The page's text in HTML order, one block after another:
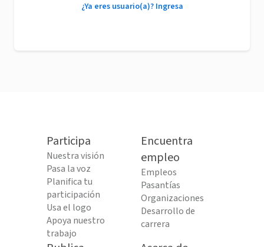
¿Ya eres usuario(a)? Ingresa
Participa
Nuestra visión
Pasa la voz
Planifica tu
participación
Usa el logo
Apoya nuestro
trabajo
Encuentra
empleo
Empleos
Pasantías
Organizaciones
Desarrollo de
carrera